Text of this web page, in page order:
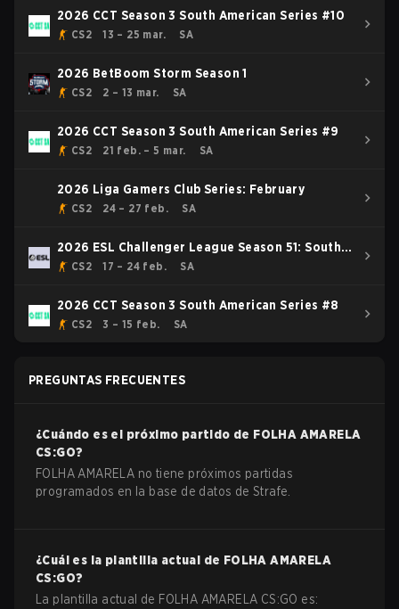
2026 CCT Season 3 South American Series #10
CS2 13 – 25 mar. SA
2026 BetBoom Storm Season 1
CS2 2 – 13 mar. SA
2026 CCT Season 3 South American Series #9
CS2 21 feb. – 5 mar. SA
2026 Liga Gamers Club Series: February
CS2 24 – 27 feb. SA
2026 ESL Challenger League Season 51: South
America - Cup #1
CS2 17 – 24 feb. SA
2026 CCT Season 3 South American Series #8
CS2 3 – 15 feb. SA
PREGUNTAS FRECUENTES
¿Cuándo es el próximo partido de FOLHA AMARELA
CS:GO?
FOLHA AMARELA no tiene próximos partidas
programados en la base de datos de Strafe.
¿Cuál es la plantilla actual de FOLHA AMARELA
CS:GO?
La plantilla actual de FOLHA AMARELA CS:GO es: